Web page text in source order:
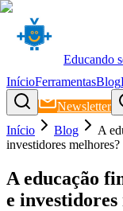
Educando
InícioFerramentasBlog
Newsletter
Início
Blog
A
investidores melhores?
A educação
e investidores